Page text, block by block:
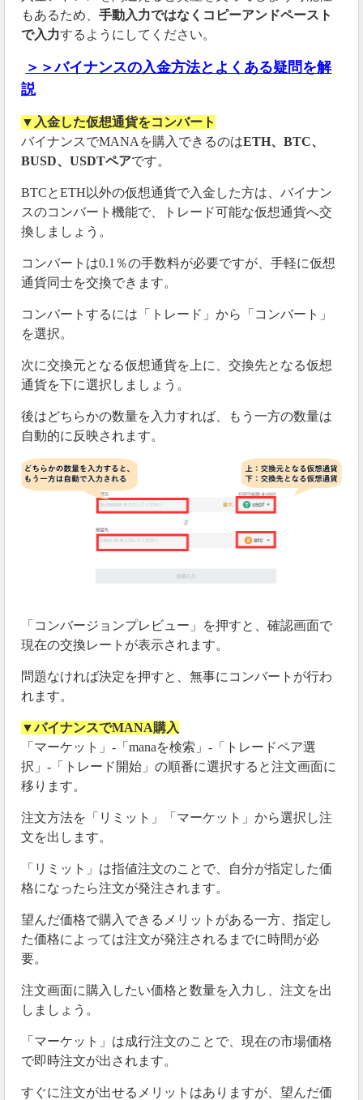
もあるため、 手動入力ではなくコピーアンドペースト
で入力するようにしてください。
＞＞バイナンスの入金方法とよくある疑問を解
説
▼入金した仮想通貨をコンバート
バイナンスでMANAを購入できるのはETH、BTC、
BUSD、USDTペアです。
BTCとETH以外の仮想通貨で入金した方は、バイナン
スのコンバート機能で、トレード可能な仮想通貨へ交
換しましょう。
コンバートは0.1％の手数料が必要ですが、手軽に仮想
通貨同士を交換できます。
コンバートするには「トレード」から「コンバート」
を選択。
次に交換元となる仮想通貨を上に、交換先となる仮想
通貨を下に選択しましょう。
後はどちらかの数量を入力すれば、もう一方の数量は
自動的に反映されます。
「コンバージョンプレビュー」を押すと、確認画面で
現在の交換レートが表示されます。
問題なければ決定を押すと、無事にコンバートが行わ
れます。
▼バイナンスでMANA購入
「マーケット」-「manaを検索」-「トレードペア選
択」-「トレード開始」の順番に選択すると注文画面に
移ります。
注文方法を「リミット」「マーケット」から選択し注
文を出します。
「リミット」は指値注文のことで、自分が指定した価
格になったら注文が発注されます。
望んだ価格で購入できるメリットがある一方、指定し
た価格によっては注文が発注されるまでに時間が必
要。
注文画面に購入したい価格と数量を入力し、注文を出
しましょう。
「マーケット」は成行注文のことで、現在の市場価格
で即時注文が出されます。
すぐに注文が出せるメリットはありますが、望んだ価